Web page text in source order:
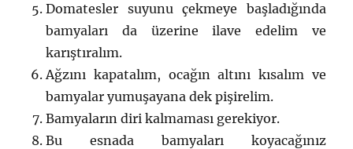
Domatesler suyunu çekmeye başladığında
bamyaları da üzerine ilave edelim ve
karıştıralım.
Ağzını kapatalım, ocağın altını kısalım ve
bamyalar yumuşayana dek pişirelim.
Bamyaların diri kalmaması gerekiyor.
Bu esnada bamyaları koyacağınız